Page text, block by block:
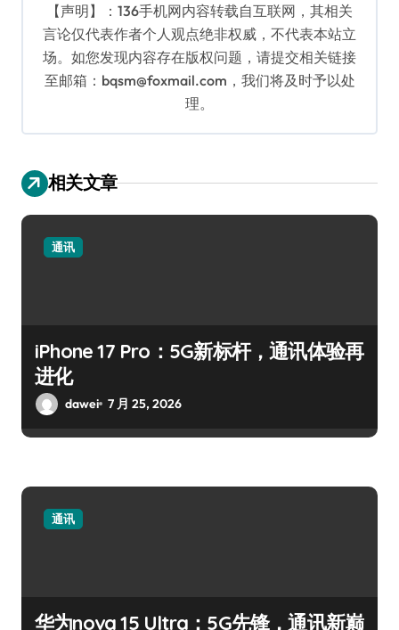
【声明】：136手机网内容转载自互联网，其相关
言论仅代表作者个人观点绝非权威，不代表本站立
场。如您发现内容存在版权问题，请提交相关链接
至邮箱：bqsm@foxmail.com，我们将及时予以处
理。
相关文章
通讯
iPhone 17 Pro：5G新标杆，通讯体验再
进化
dawei 7 月 25, 2026
通讯
华为nova 15 Ultra：5G先锋，通讯新巅